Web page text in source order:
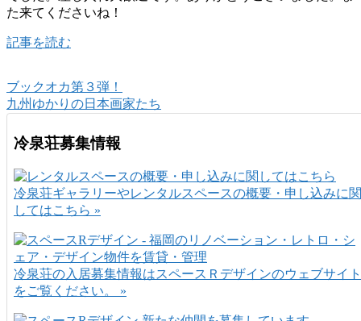
た来てくださいね！
記事を読む
ブックオカ第３弾！
九州ゆかりの日本画家たち
冷泉荘募集情報
冷泉荘ギャラリーやレンタルスペースの概要・申し込みに関
してはこちら »
冷泉荘の入居募集情報はスペースＲデザインのウェブサイト
をご覧ください。 »